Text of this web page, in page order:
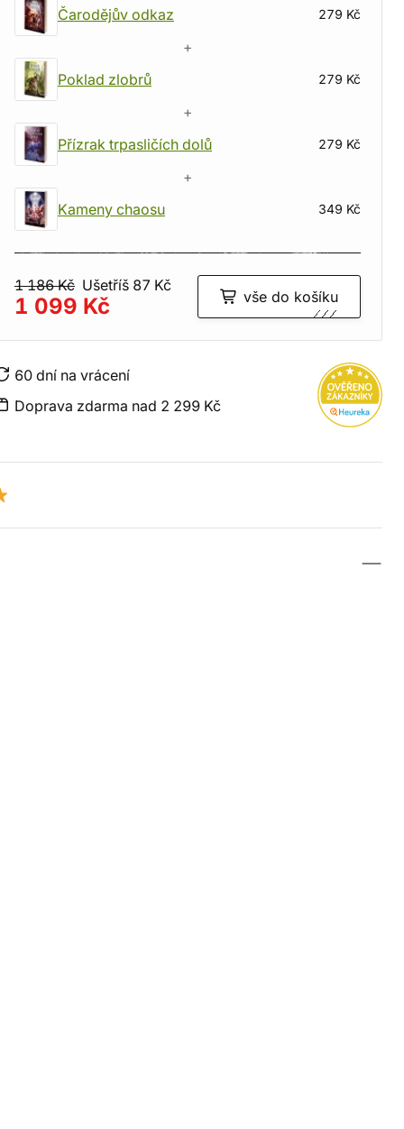
Čarodějův odkaz 279 Kč
+
Poklad zlobrů
279 Kč
+
Přízrak trpasličích dolů
279 Kč
+
Kameny chaosu
349 Kč
1 186 Kč Ušetříš 87 Kč
1 099 Kč vše do košíku
60 dní na vrácení
Doprava zdarma nad 2 299 Kč